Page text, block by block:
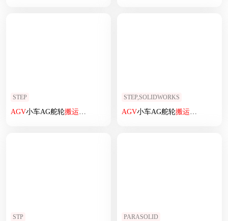
STEP
AGV小车AG舵轮搬运 机器人AGV模型3D模型机械设计
STEP,SOLIDWORKS
AGV小车AG舵轮搬运
STP PARASOLID